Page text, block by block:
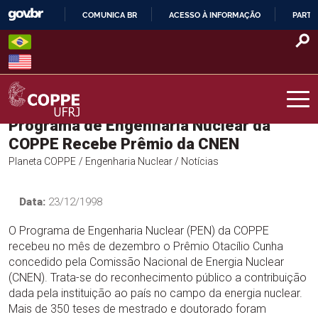
Skip
content
O
COMUNICA BR ACESSO À INFORMAÇÃO
COPPE – UFRJ
Programa de Engenharia Nuclear da
COPPE Recebe Prêmio da CNEN
Planeta COPPE / Engenharia Nuclear / Notícias
Data: 23/12/1998
O Programa de Engenharia Nuclear (PEN) da COPPE
recebeu no mês de dezembro o Prêmio Otacílio Cunha
concedido pela Comissão Nacional de Energia Nuclear
(CNEN). Trata-se do reconhecimento público a contribuição
dada pela instituição ao país no campo da energia nuclear.
Mais de 350 teses de mestrado e doutorado foram